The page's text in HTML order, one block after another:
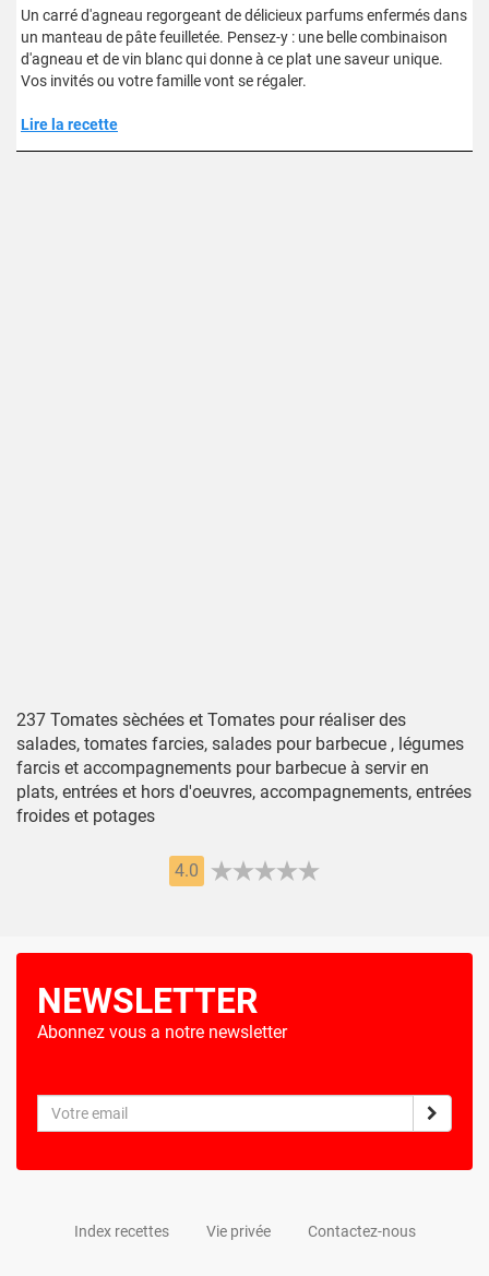
Un carré d'agneau regorgeant de délicieux parfums enfermés dans
un manteau de pâte feuilletée. Pensez-y : une belle combinaison
d'agneau et de vin blanc qui donne à ce plat une saveur unique.
Vos invités ou votre famille vont se régaler.
Lire la recette
237 Tomates sèchées et Tomates pour réaliser des
salades, tomates farcies, salades pour barbecue , légumes
farcis et accompagnements pour barbecue à servir en
plats, entrées et hors d'oeuvres, accompagnements, entrées
froides et potages
4.0
NEWSLETTER
Abonnez vous a notre newsletter
Index recettes Vie privée Contactez-nous